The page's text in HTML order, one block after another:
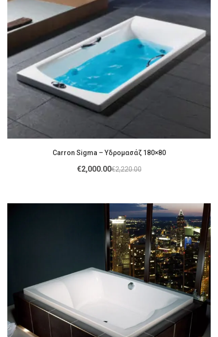
Carron Sigma – Υδρομασάζ 180×80
€2,220.00
€2,000.00